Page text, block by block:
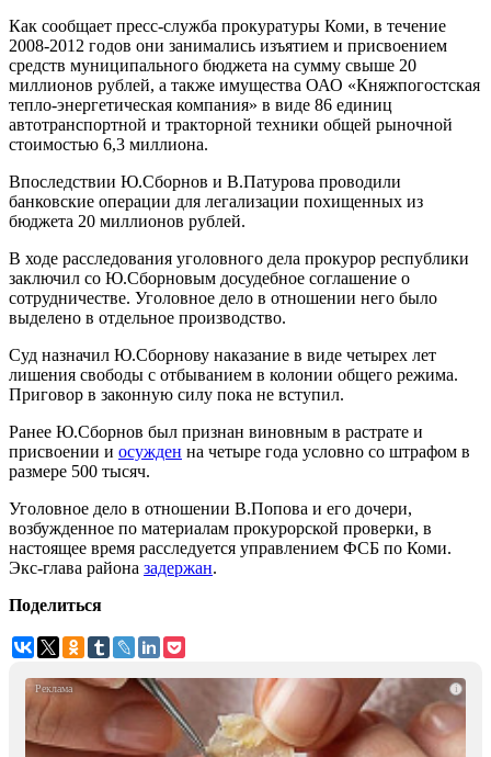
Как сообщает пресс-служба прокуратуры Коми, в течение
2008-2012 годов они занимались изъятием и присвоением
средств муниципального бюджета на сумму свыше 20
миллионов рублей, а также имущества ОАО «Княжпогостская
тепло-энергетическая компания» в виде 86 единиц
автотранспортной и тракторной техники общей рыночной
стоимостью 6,3 миллиона.
Впоследствии Ю.Сборнов и В.Патурова проводили
банковские операции для легализации похищенных из
бюджета 20 миллионов рублей.
В ходе расследования уголовного дела прокурор республики
заключил со Ю.Сборновым досудебное соглашение о
сотрудничестве. Уголовное дело в отношении него было
выделено в отдельное производство.
Суд назначил Ю.Сборнову наказание в виде четырех лет
лишения свободы с отбыванием в колонии общего режима.
Приговор в законную силу пока не вступил.
Ранее Ю.Сборнов был признан виновным в растрате и
присвоении и осужден на четыре года условно со штрафом в
размере 500 тысяч.
Уголовное дело в отношении В.Попова и его дочери,
возбужденное по материалам прокурорской проверки, в
настоящее время расследуется управлением ФСБ по Коми.
Экс-глава района задержан.
Поделиться
i